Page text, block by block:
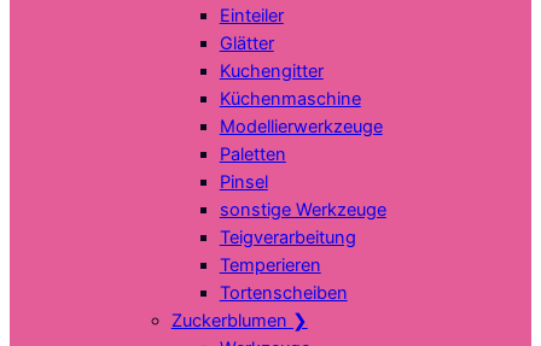
Einteiler
Glätter
Kuchengitter
Küchenmaschine
Modellierwerkzeuge
Paletten
Pinsel
sonstige Werkzeuge
Teigverarbeitung
Temperieren
Tortenscheiben
Zuckerblumen ❯